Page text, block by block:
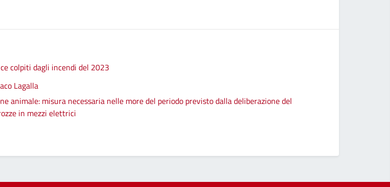
colpiti dagli incendi del 2023
Lagalla
animale: misura necessaria nelle more del periodo previsto dalla deliberazione del
in mezzi elettrici